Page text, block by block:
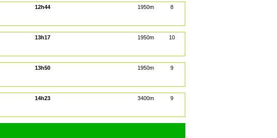
12h44 1950m 8
13h17 1950m 10
13h50 1950m 9
14h23 3400m 9